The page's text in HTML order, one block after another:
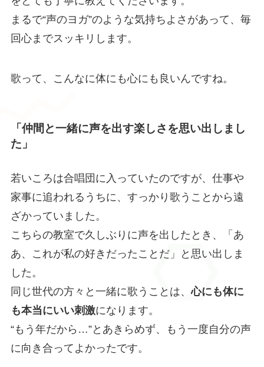
まるで“声のヨガ”のような気持ちよさがあって、毎
回心までスッキリします。
歌って、こんなに体にも心にも良いんですね。
「仲間と一緒に声を出す楽しさを思い出しまし
た」
若いころは合唱団に入っていたのですが、仕事や
家事に追われるうちに、すっかり歌うことから遠
ざかっていました。
こちらの教室で久しぶりに声を出したとき、「あ
あ、これが私の好きだったことだ」と思い出しま
した。
同じ世代の方々と一緒に歌うことは、心にも体に
も本当にいい刺激になります。
“もう年だから…”とあきらめず、もう一度自分の声
に向き合ってよかったです。